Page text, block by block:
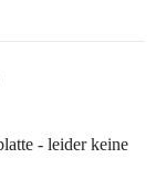
- leider keine